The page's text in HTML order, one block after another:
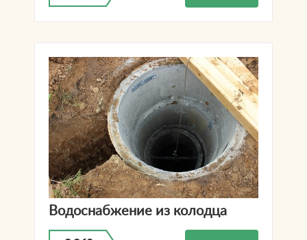
Водоснабжение из колодца